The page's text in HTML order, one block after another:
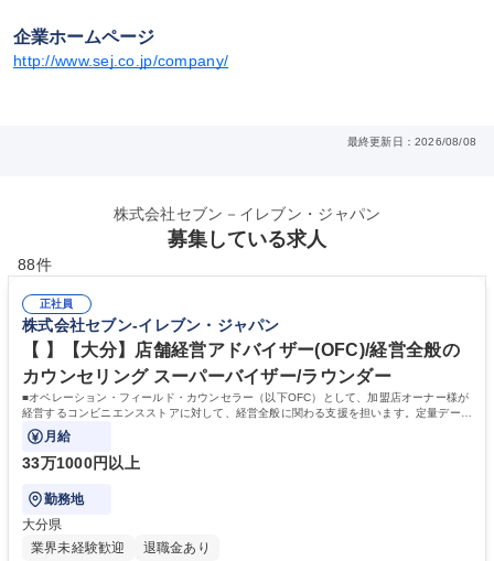
企業ホームページ
http://www.sej.co.jp/company/
最終更新日：2026/08/08
株式会社セブン－イレブン・ジャパン
募集している求人
88件
正社員
株式会社セブン-イレブン・ジャパン
【 】【大分】店舗経営アドバイザー(OFC)/経営全般の
カウンセリング スーパーバイザー/ラウンダー
■オペレーション・フィールド・カウンセラー（以下OFC）として、加盟店オーナー様が
経営するコンビニエンスストアに対して、経営全般に関わる支援を担います。定量データ
に基づく運営支援業務をお任せします。
月給
33万1000円以上
勤務地
大分県
業界未経験歓迎
退職金あり